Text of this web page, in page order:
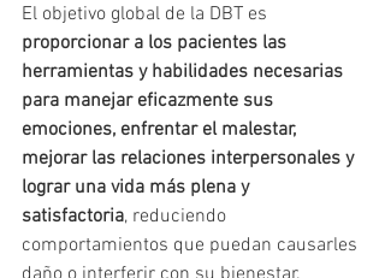
El objetivo global de la DBT es
proporcionar a los pacientes las
herramientas y habilidades necesarias
para manejar eficazmente sus
emociones, enfrentar el malestar,
mejorar las relaciones interpersonales y
lograr una vida más plena y
satisfactoria, reduciendo
comportamientos que puedan causarles